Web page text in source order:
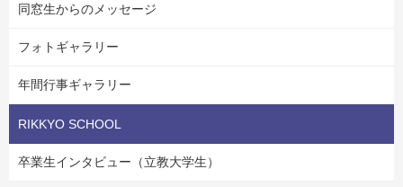
同窓生からのメッセージ
フォトギャラリー
年間行事ギャラリー
RIKKYO SCHOOL
卒業生インタビュー（立教大学生）